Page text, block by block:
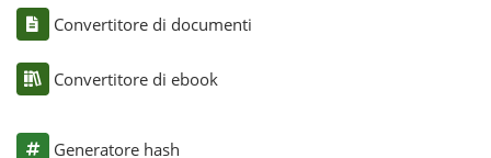
Convertitore di documenti
Convertitore di ebook
Generatore hash